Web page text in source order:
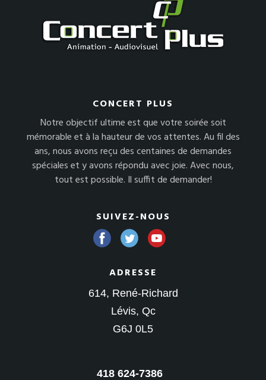
CONCERT PLUS
Notre objectif ultime est que votre soirée soit
mémorable et à la hauteur de vos attentes. Au fil des
ans, nous avons reçu des centaines de demandes
spéciales et y avons répondu avec joie. Avec nous,
tout est possible. Il suffit de demander!
SUIVEZ-NOUS
ADRESSE
614, René-Richard
Lévis, Qc
G6J 0L5
418 624-7386